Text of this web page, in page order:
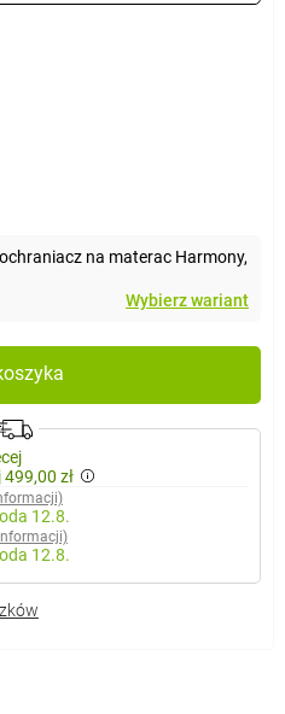
na materac Harmony,
Wybierz wariant
zł
12.8.
12.8.